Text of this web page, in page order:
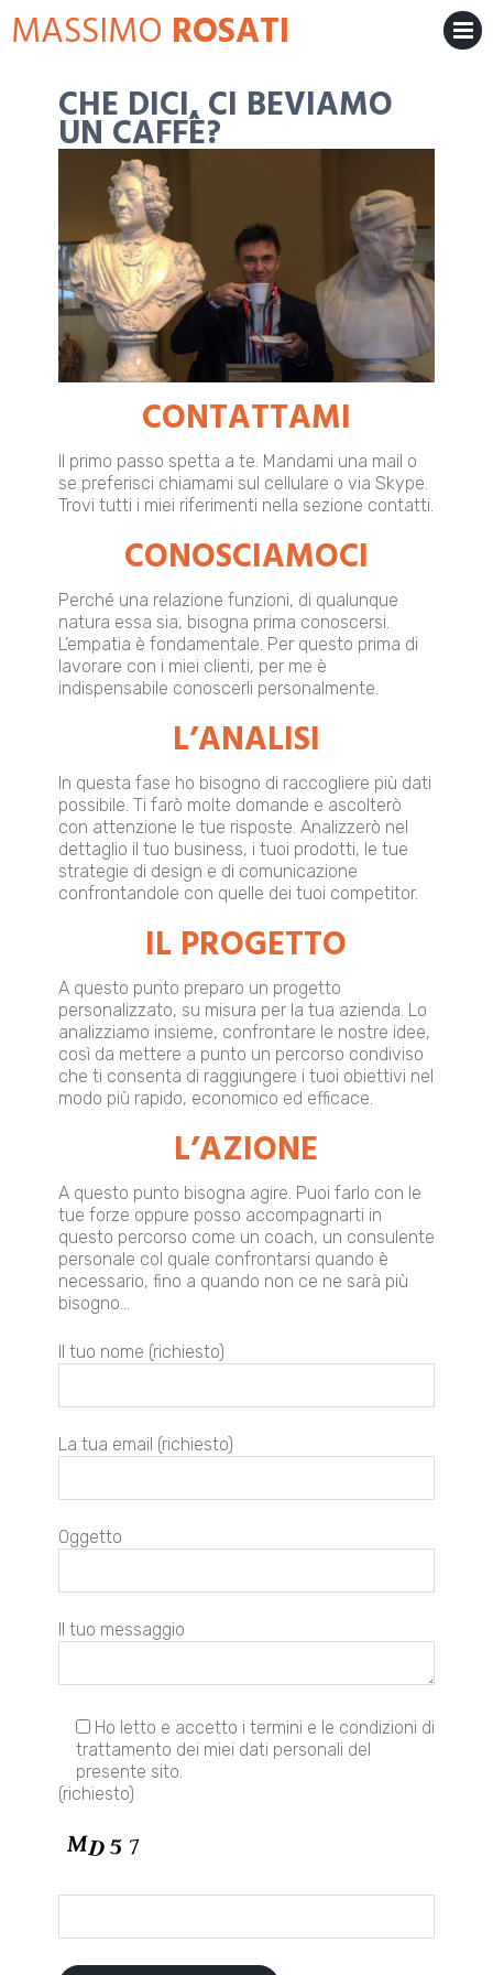
toMASSIMO ROSATI
CHE DICI, CI BEVIAMO
UN CAFFÈ?
CONTATTAMI
Il primo passo spetta a te. Mandami una mail o
se preferisci chiamami sul cellulare o via Skype.
Trovi tutti i miei riferimenti nella sezione contatti.
CONOSCIAMOCI
Perché una relazione funzioni, di qualunque
natura essa sia, bisogna prima conoscersi.
L’empatia è fondamentale. Per questo prima di
lavorare con i miei clienti, per me è
indispensabile conoscerli personalmente.
L’ANALISI
In questa fase ho bisogno di raccogliere più dati
possibile. Ti farò molte domande e ascolterò
con attenzione le tue risposte. Analizzerò nel
dettaglio il tuo business, i tuoi prodotti, le tue
strategie di design e di comunicazione
confrontandole con quelle dei tuoi competitor.
IL PROGETTO
A questo punto preparo un progetto
personalizzato, su misura per la tua azienda. Lo
analizziamo insieme, confrontare le nostre idee,
così da mettere a punto un percorso condiviso
che ti consenta di raggiungere i tuoi obiettivi nel
modo più rapido, economico ed efficace.
L’AZIONE
A questo punto bisogna agire. Puoi farlo con le
tue forze oppure posso accompagnarti in
questo percorso come un coach, un consulente
personale col quale confrontarsi quando è
necessario, fino a quando non ce ne sarà più
bisogno…
Il tuo nome (richiesto)
La tua email (richiesto)
Oggetto
Il tuo messaggio
Ho letto e accetto i termini e le condizioni di
trattamento dei miei dati personali del
presente sito.
(richiesto)